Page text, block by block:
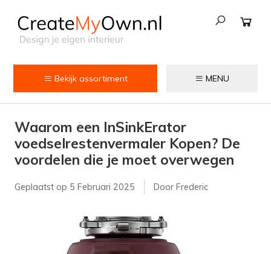
Bekijk assortiment
Kokend water kranen
Keukenkranen
Voedselrestenvermalers
Afvalemmers
MENU
Waarom een InSinkErator
voedselrestenvermaler Kopen? De
voordelen die je moet overwegen
Geplaatst op 5 Februari 2025 Door Frederic